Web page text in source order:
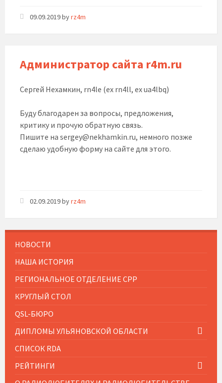
09.09.2019byrz4m
Администратор сайта r4m.ru
Сергей Нехамкин, rn4le (ex rn4ll, ex ua4lbq)
Буду благодарен за вопросы, предложения,
критику и прочую обратную связь.
Пишите на sergey@nekhamkin.ru, немного позже
сделаю удобную форму на сайте для этого.
02.09.2019byrz4m
НОВОСТИ
НАША ИСТОРИЯ
РЕГИОНАЛЬНОЕ ОТДЕЛЕНИЕ СРР
КРУГЛЫЙ СТОЛ
QSL-БЮРО
ДИПЛОМЫ УЛЬЯНОВСКОЙ ОБЛАСТИ
СПИСОК RDA
РЕЙТИНГИ